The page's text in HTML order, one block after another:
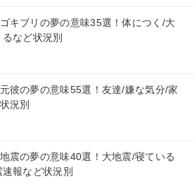
ゴキブリの夢の意味35選！体につく/大
など状況別
元彼の夢の意味55選！友達/嫌な気分/家
況別
地震の夢の意味40選！大地震/寝ている
報など状況別